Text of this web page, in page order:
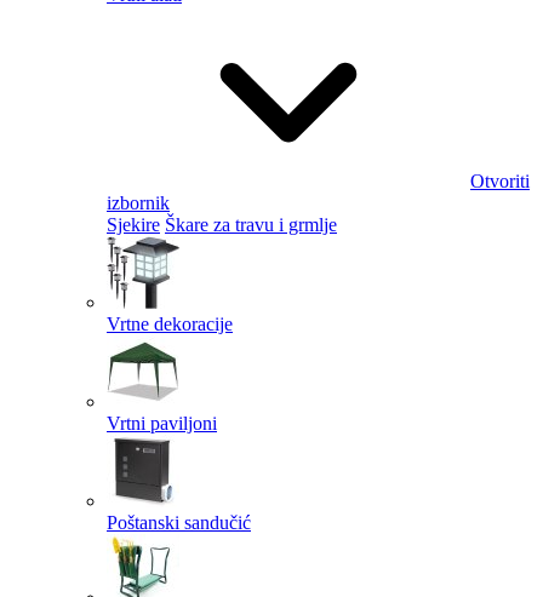
Otvoriti
izbornik
Sjekire Škare za travu i grmlje
Vrtne dekoracije
Vrtni paviljoni
Poštanski sandučić